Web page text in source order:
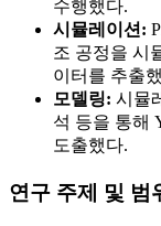
수행했다.
시뮬레이션:
조 공정을 시
이터를 추출
모델링: 시뮬
석 등을 통해
도출했다.
연구 주제 및 범